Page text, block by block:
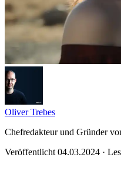
Oliver Trebes
Chefredakteur und Gründer
Veröffentlicht 04.03.2024 ·